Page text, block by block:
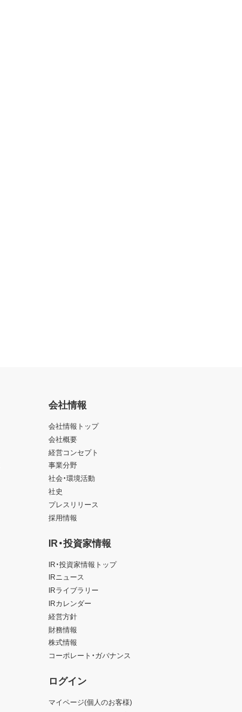
会社情報
会社情報トップ
会社概要
経営コンセプト
事業分野
社会・環境活動
社史
プレスリリース
採用情報
IR・投資家情報
IR・投資家情報トップ
IRニュース
IRライブラリー
IRカレンダー
経営方針
財務情報
株式情報
コーポレート・ガバナンス
ログイン
マイページ(個人のお客様)